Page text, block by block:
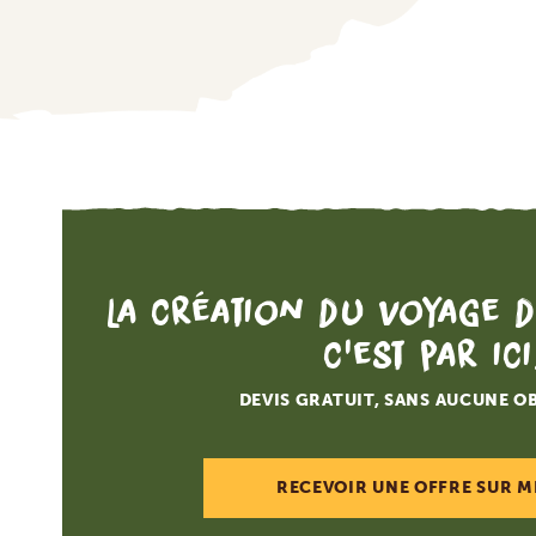
de
Les
aidant
lisez la
La création du voyage
c'est par
DEVIS GRATUIT, SANS AUCUNE
RECEVOIR UNE OFFRE SUR